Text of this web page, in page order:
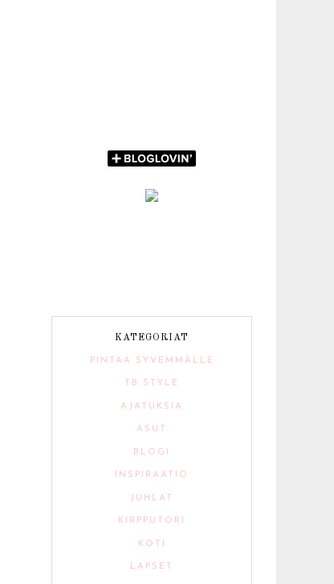
KATEGORIAT
PINTAA SYVEMMÄLLE
TB STYLE
AJATUKSIA
ASUT
BLOGI
INSPIRAATIO
JUHLAT
KIRPPUTORI
KOTI
LAPSET